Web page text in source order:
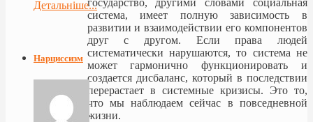
система, имеет полную зависимость в
развитии и взаимодействии его компонентов
друг с другом. Если права людей
систематически нарушаются, то система не
может гармонично функционировать и
создается дисбаланс, который в последствии
перерастает в системные кризисы. Это то,
что мы наблюдаем сейчас в повседневной
жизни.
Детальніше...
Нарциссизм